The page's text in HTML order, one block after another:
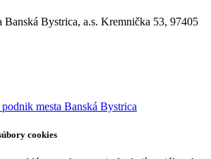
Banská Bystrica, a.s. Kremnička 53, 97405
mesta Banská Bystrica
cookies